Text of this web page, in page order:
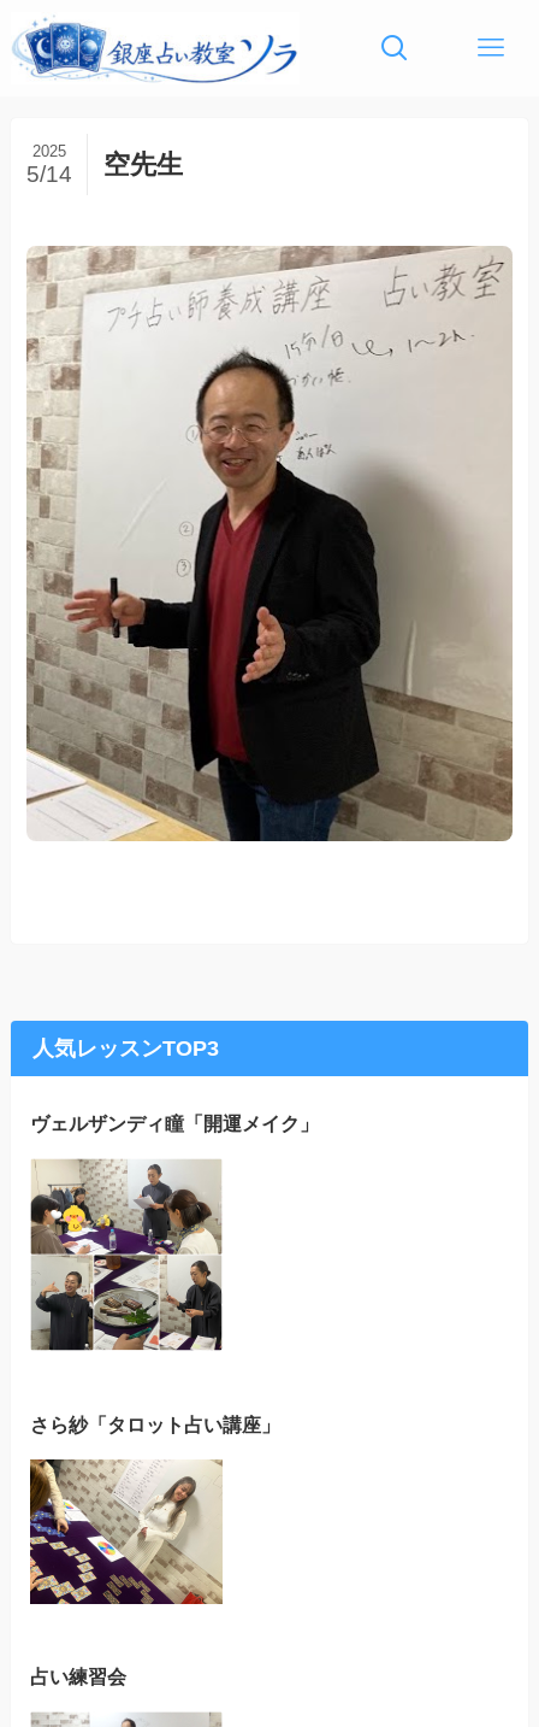
空先生
2025
5/14
人気レッスンTOP3
ヴェルザンディ瞳「開運メイク」
さら紗「タロット占い講座」
占い練習会